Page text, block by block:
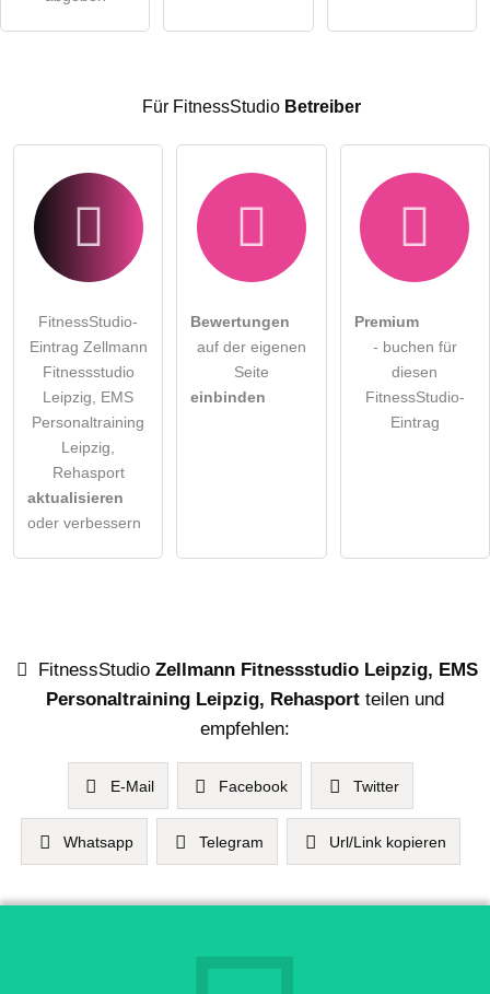
Für FitnessStudio Betreiber
FitnessStudio-
Eintrag Zellmann
Fitnessstudio
Leipzig, EMS
Personaltraining
Leipzig,
Rehasport
aktualisieren
oder verbessern
Bewertungen
auf der eigenen
Seite
einbinden
Premium
- buchen für
diesen
FitnessStudio-
Eintrag
FitnessStudio Zellmann Fitnessstudio Leipzig, EMS
Personaltraining Leipzig, Rehasport teilen und
empfehlen:
E-Mail Facebook Twitter
Whatsapp Telegram Url/Link kopieren